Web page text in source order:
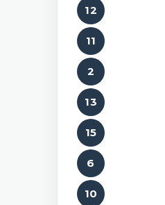
12
11
2
13
15
6
10